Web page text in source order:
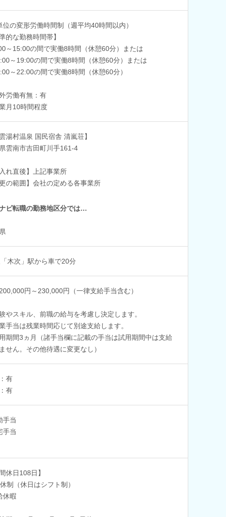
位の変形労働時間制（週平均40時間以内）
的な勤務時間帯】
～15:00の間で実働8時間（休憩60分）または
～19:00の間で実働8時間（休憩60分）または
～22:00の間で実働8時間（休憩60分）
労働有無：有
月10時間程度
湯村温泉 国民宿舎 清嵐荘】
雲南市吉田町川手161-4
れ直後】上記事業所
の範囲】会社の定める各事業所
ビ転職の勤務地区分では…
木次」駅から車で20分
円～230,000円（一律支給手当含む）
やスキル、前職の給与を考慮し決定します。
手当は残業時間応じて別途支給します。
期間3ヵ月（諸手当欄に記載の手当は試用期間中は支給
せん。その他待遇に変更なし）
有
有
手当
手当
休日108日】
制（休日はシフト制）
休暇